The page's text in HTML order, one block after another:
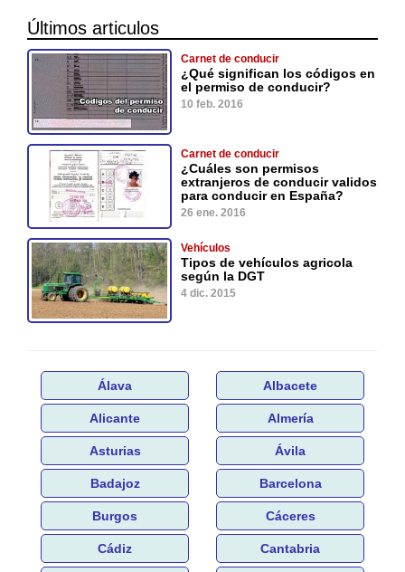
Últimos articulos
Carnet de conducir
¿Qué significan los códigos en
el permiso de conducir?
10 feb. 2016
Carnet de conducir
¿Cuáles son permisos
extranjeros de conducir validos
para conducir en España?
26 ene. 2016
Vehículos
Tipos de vehículos agricola
según la DGT
4 dic. 2015
Álava Albacete
Alicante Almería
Asturias Ávila
Badajoz Barcelona
Burgos Cáceres
Cádiz Cantabria